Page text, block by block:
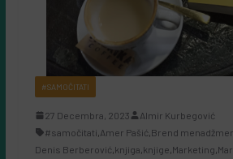
#SAMOČITATI
27 Decembra, 2023
Almir Kurbegović
#samočitati Amer Pašić Brend
Denis Berberović knjiga knjige Marketing